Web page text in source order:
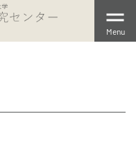
Menu